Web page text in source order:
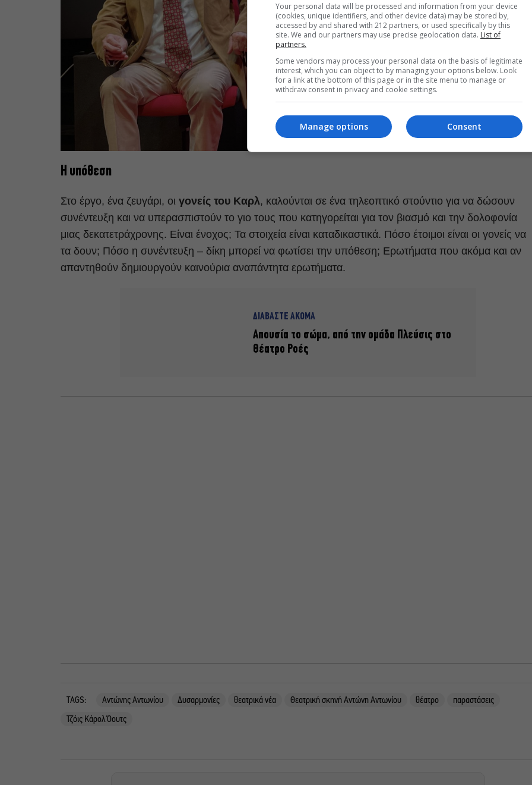
Η υπόθεση
Στο έργο, ένα ζευγάρι, οι γονείς του Καρλ, καλούνται σε ένα τηλεοπτικό στούντιο για να δώσουν
συνέντευξη και να υπερασπιστούν το γιο τους που κατηγορείται για τον βιασμό και την δολοφονία
μιας δεκατετράχρονης. Είναι ένοχος; Τα στοιχεία είναι καταδικαστικά. Πόσο έτοιμοι είναι οι γονείς να
τα δουν; Πόσο η συνέντευξη – δίκη μπορεί να φωτίσει την υπόθεση; Ερωτήματα που ακόμα και αν
απαντηθούν δημιουργούν καινούρια αναπάντητα ερωτήματα.
ΔΙΑΒΑΣΤΕ ΑΚΟΜΑ
Απουσία το σώμα, από την ομάδα Πλεύσις στο
Θέατρο Ροές
TAGS: Αντώνης Αντωνίου Δυσαρμονίες θεατρικά νέα Θεατρική σκηνή Αντώνη Αντωνίου θέατρο
παραστάσεις
Τζόις Κάρολ Όουτς
Your personal data will be processed and information from your device
(cookies, unique identifiers, and other device data) may be stored by,
accessed by and shared with 212 partners, or used specifically by this
site. We and our partners may use precise geolocation data. List of
partners.
Some vendors may process your personal data on the basis of legitimate
interest, which you can object to by managing your options below. Look
for a link at the bottom of this page or in the site menu to manage or
withdraw consent in privacy and cookie settings.
Consent
Manage options